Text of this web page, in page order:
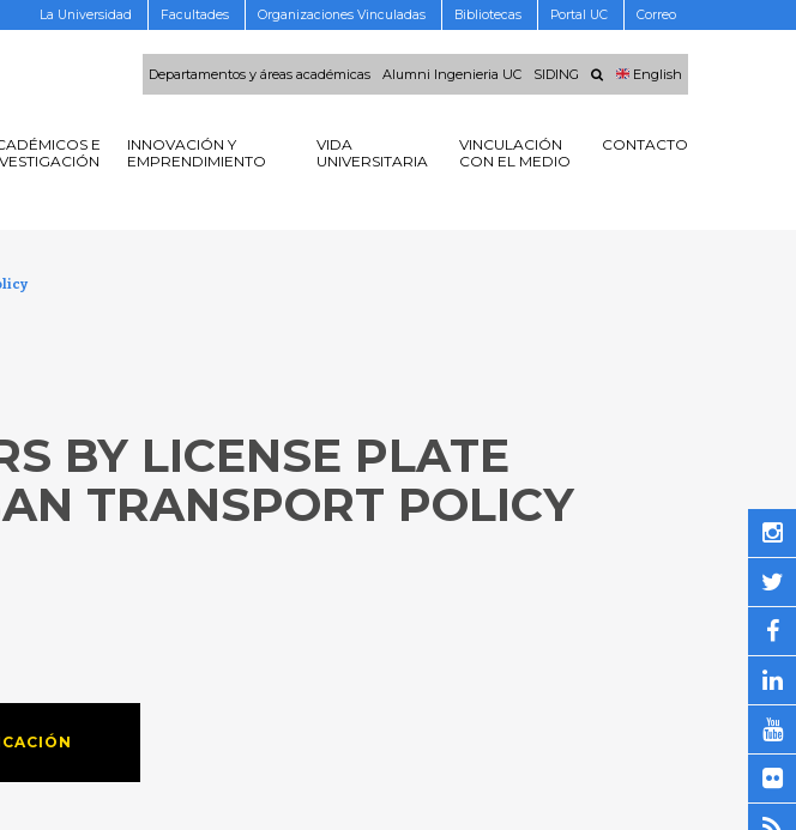
La Universidad Facultades Organizaciones Vinculadas Bibliotecas Portal UC Correo
Departamentos y áreas académicas Alumni Ingenieria UC SIDING English
E
INNOVACIÓN Y
EMPRENDIMIENTO
VIDA
UNIVERSITARIA
VINCULACIÓN
CON EL MEDIO
CONTACTO
BY LICENSE PLATE
TRANSPORT POLICY